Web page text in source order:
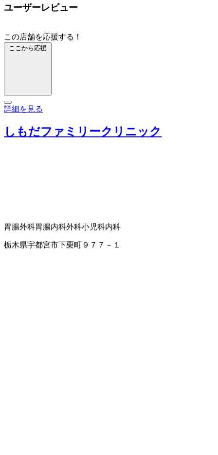
ユーザーレビュー
この店舗を応援する！
ここから応援
詳細を見る
しもだファミリークリニック
胃腸外科胃腸内科外科小児科内科
栃木県宇都宮市下栗町９７７－１